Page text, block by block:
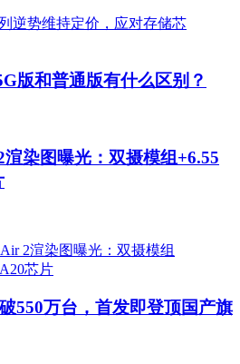
版和普通版有什么区别？
染图曝光：双摄模组+6.55
550万台，首发即登顶国产旗